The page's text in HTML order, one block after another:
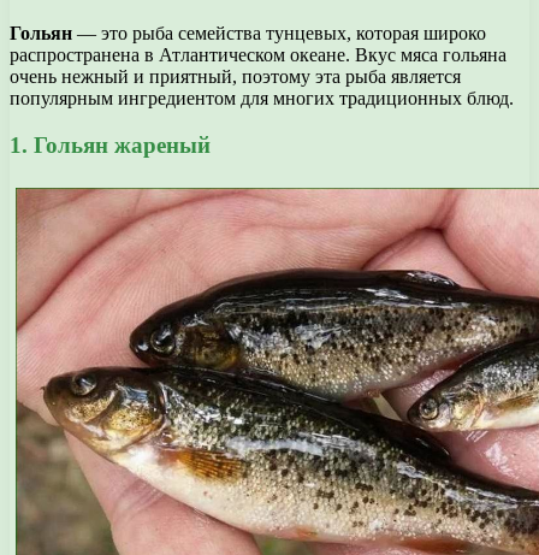
Гольян — это рыба семейства тунцевых, которая широко
распространена в Атлантическом океане. Вкус мяса гольяна
очень нежный и приятный, поэтому эта рыба является
популярным ингредиентом для многих традиционных блюд.
1. Гольян жареный